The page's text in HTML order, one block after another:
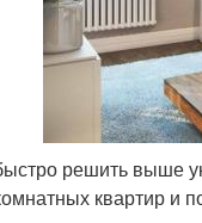
решить выше
квартир и